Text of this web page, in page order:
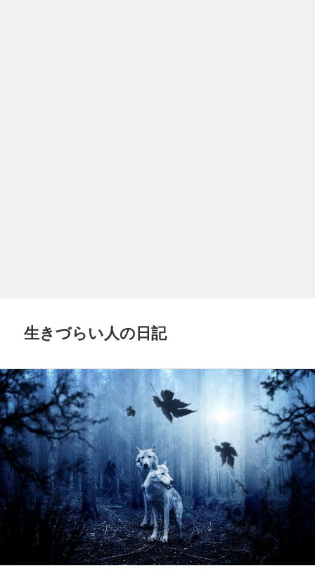
生きづらい人の日記